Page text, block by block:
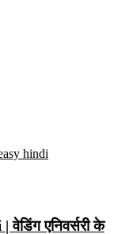
एनिवर्सरी के